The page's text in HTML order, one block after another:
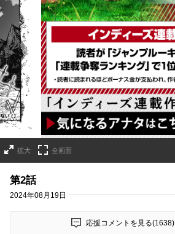
詳細ページへのリンク
拡大 全画面
第2話
2024年08月19日
応援コメントを見る(1638)